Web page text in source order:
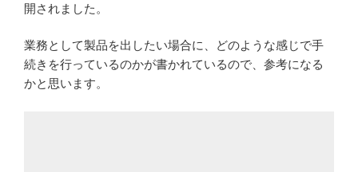
開されました。
業務として製品を出したい場合に、どのような感じで手
続きを行っているのかが書かれているので、参考になる
かと思います。